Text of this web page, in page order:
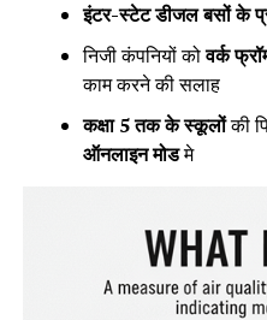
इंटर-स्टेट डीजल बसों के
निजी कंपनियों कोवर्क
काम करने की सलाह
कक्षा 5 तक के स्कूलोंकी
ऑनलाइन मोडमे